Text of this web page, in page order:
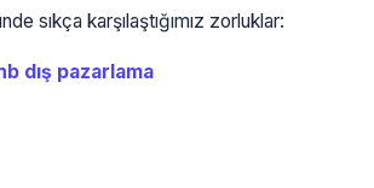
sıkça karşılaştığımız zorluklar:
dış pazarlama